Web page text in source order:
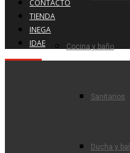
Cocina y baño
Sanitarios
Ducha y
CONTACTO
TIENDA
INEGA
IDAE